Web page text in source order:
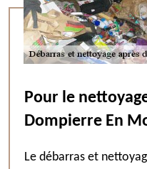
Pour le
Dompierre En
Le débarras et